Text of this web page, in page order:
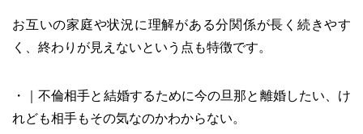
お互いの家庭や状況に理解がある分関係が長く続きやす
く、終わりが見えないという点も特徴です。
・｜不倫相手と結婚するために今の旦那と離婚したい、け
れども相手もその気なのかわからない。